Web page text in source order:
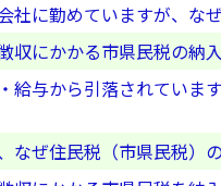
社に勤めていますが、
収にかかる市県民税の納
給与から引落されていま
なぜ住民税（市県民税）